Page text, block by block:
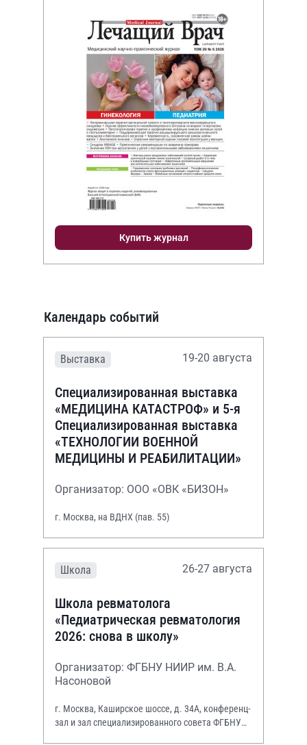
Купить журнал
Календарь событий
Выставка 19-20 августа
Специализированная выставка
«МЕДИЦИНА КАТАСТРОФ» и 5-я
Специализированная выставка
«ТЕХНОЛОГИИ ВОЕННОЙ
МЕДИЦИНЫ И РЕАБИЛИТАЦИИ»
Организатор: ООО «ОВК «БИЗОН»
г. Москва, на ВДНХ (пав. 55)
Школа 26-27 августа
Школа ревматолога
«Педиатрическая ревматология
2026: снова в школу»
Организатор: ФГБНУ НИИР им. В.А.
Насоновой
г. Москва, Каширское шоссе, д. 34А, конференц-
зал и зал специализированного совета ФГБНУ